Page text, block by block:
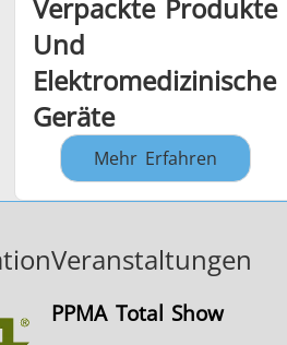
Verpackte Produkte
Und
Elektromedizinische
Geräte
Mehr Erfahren
Veranstaltungen
PPMA Total Show